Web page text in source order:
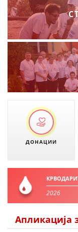
ДОНАЦИИ
2026
Апликација